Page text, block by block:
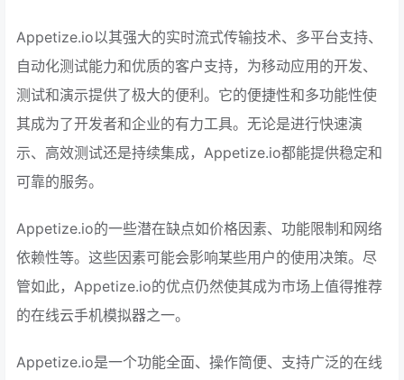
Appetize.io以其强大的实时流式传输技术、多平台支持、
自动化测试能力和优质的客户支持，为移动应用的开发、
测试和演示提供了极大的便利。它的便捷性和多功能性使
其成为了开发者和企业的有力工具。无论是进行快速演
示、高效测试还是持续集成，Appetize.io都能提供稳定和
可靠的服务。
Appetize.io的一些潜在缺点如价格因素、功能限制和网络
依赖性等。这些因素可能会影响某些用户的使用决策。尽
管如此，Appetize.io的优点仍然使其成为市场上值得推荐
的在线云手机模拟器之一。
Appetize.io是一个功能全面、操作简便、支持广泛的在线